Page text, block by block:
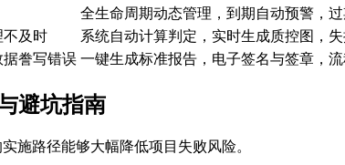
全生命周期动态管理，到期自动预警，
不及时
系统自动计算判定，实时生成质控图，
据誊写错误 一键生成标准报告，电子签名与签章，
避坑指南
施路径能够大幅降低项目失败风险。